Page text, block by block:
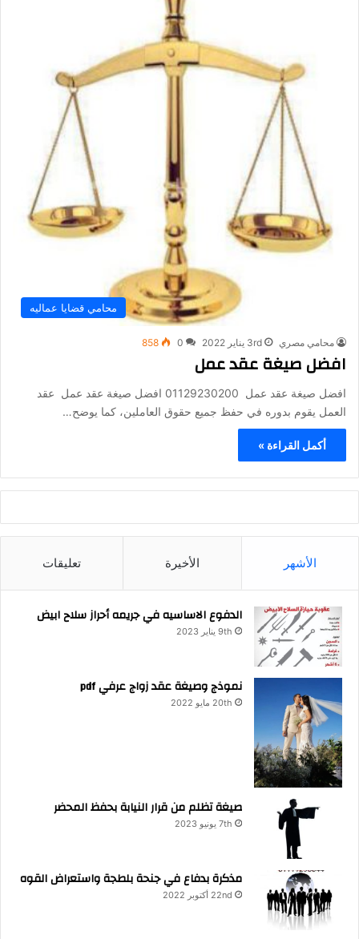
محامي قضايا عماليه
محامي مصري 3rd يناير 2022 0
858
افضل صيغة عقد عمل
افضل صيغة عقد عمل 01129230200 افضل صيغة عقد عمل عقد
العمل يقوم بدوره في حفظ جميع حقوق العاملين، كما يوضح…
أكمل القراءة »
الأشهر الأخيرة تعليقات
الدفوع الاساسيه في جريمه أحراز سلاح ابيض
9th يناير 2023
نموذج وصيغة عقد زواج عرفي pdf
20th مايو 2022
صيغة تظلم من قرار النيابة بحفظ المحضر
7th يونيو 2023
مذكرة بدفاع في جنحة بلطجة واستعراض القوه
22nd أكتوبر 2022